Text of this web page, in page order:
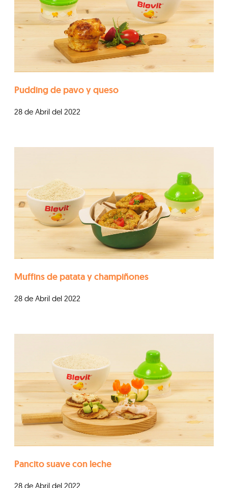
Pudding de pavo y queso
28 de Abril del 2022
Muffins de patata y champiñones
28 de Abril del 2022
Pancito suave con leche
28 de Abril del 2022